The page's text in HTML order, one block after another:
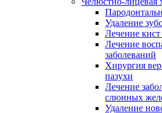
Удаление
Лечение
Лечение
заболеваний
Хирургия
пазухи
Лечение
слюнных
Удаление